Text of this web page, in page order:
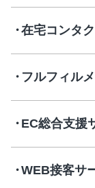
在宅コンタ
フルフィル
EC総合支援
WEB接客サ